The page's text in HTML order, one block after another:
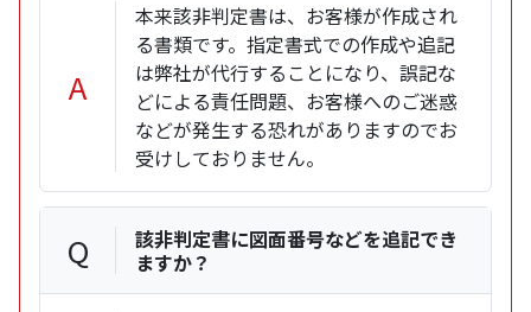
A
本来該非判定書は、お客様が作成され
る書類です。指定書式での作成や追記
は弊社が代行することになり、誤記な
どによる責任問題、お客様へのご迷惑
などが発生する恐れがありますのでお
受けしておりません。
Q
該非判定書に図面番号などを追記でき
ますか？